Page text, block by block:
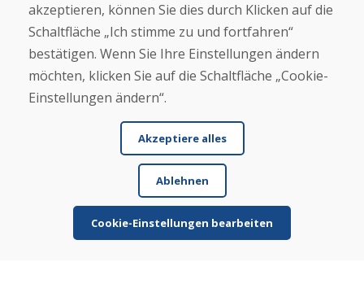
E-Shop
Geschäftsbedingungen
Zahlung
Beschwerde
Rückgabe und Umtausch von Waren
Cookies
akzeptieren, können Sie dies durch Klicken auf die
Schaltfläche „Ich stimme zu und fortfahren“
bestätigen. Wenn Sie Ihre Einstellungen ändern
möchten, klicken Sie auf die Schaltfläche „Cookie-
Einstellungen ändern“.
Akzeptiere alles
Ablehnen
Cookie-Einstellungen bearbeiten